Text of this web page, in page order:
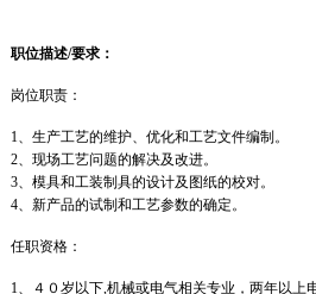
职位描述/要求：
岗位职责：
1、生产工艺的维护、优化和工艺文件编制。
2、现场工艺问题的解决及改进。
3、模具和工装制具的设计及图纸的校对。
4、新产品的试制和工艺参数的确定。
任职资格：
1、４０岁以下,机械或电气相关专业，两年以上